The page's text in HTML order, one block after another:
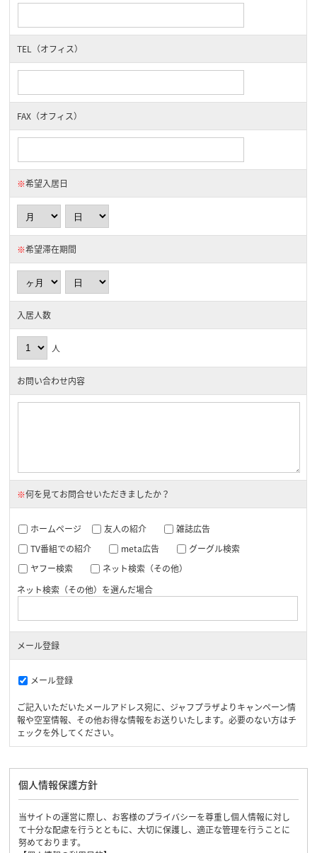
TEL（オフィス）
FAX（オフィス）
※希望入居日
※希望滞在期間
入居人数
人
お問い合わせ内容
※何を見てお問合せいただきましたか？
ホームページ 友人の紹介
雑誌広告
TV番組での紹介
meta広告
グーグル検索
ヤフー検索
ネット検索（その他）
ネット検索（その他）を選んだ場合
メール登録
メール登録
ご記入いただいたメールアドレス宛に、ジャフプラザよりキャンペーン情
報や空室情報、その他お得な情報をお送りいたします。必要のない方はチ
ェックを外してください。
個人情報保護方針
当サイトの運営に際し、お客様のプライバシーを尊重し個人情報に対し
て十分な配慮を行うとともに、大切に保護し、適正な管理を行うことに
努めております。